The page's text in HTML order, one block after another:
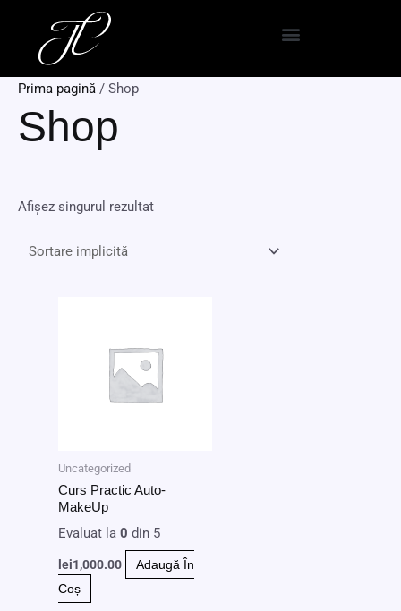
content
Prima pagină / Shop
Shop
Afișez singurul rezultat
Uncategorized
Curs Practic Auto-
MakeUp
Evaluat la 0 din 5
lei1,000.00
Adaugă În
Coș